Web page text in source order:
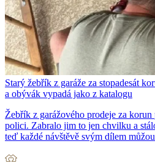
Starý žebřík z garáže za stopadesát
a obývák vypadá jako z katalogu
Žebřík z garážového prodeje za
polici. Zabralo jim to jen chvilku a
teď každé návštěvě svým dílem